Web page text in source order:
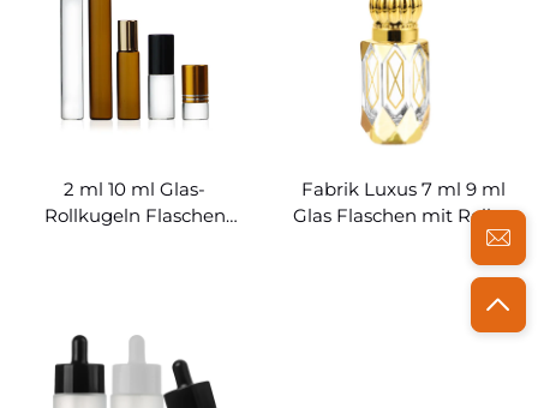
2 ml 10 ml Glas-
Rollkugeln Flaschen
Fabrik Luxus 7 ml 9 ml
Glas Flaschen mit Rollen